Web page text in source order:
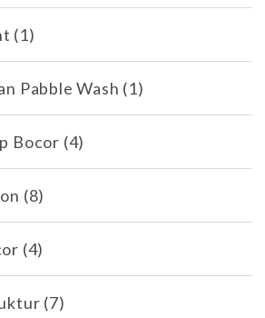
(1)
Pabble Wash (1)
Bocor (4)
(8)
(4)
(7)